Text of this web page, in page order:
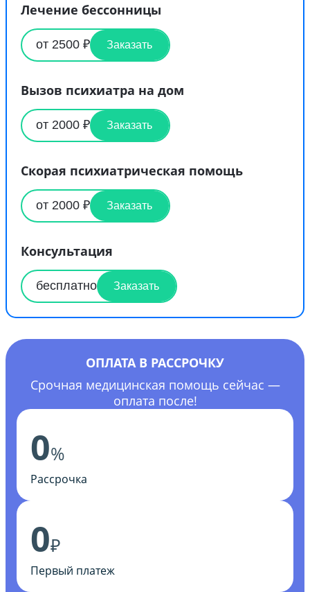
Лечение бессонницы
от 2500 ₽ Заказать
Вызов психиатра на дом
от 2000 ₽ Заказать
Скорая психиатрическая помощь
от 2000 ₽ Заказать
Консультация
бесплатно Заказать
ОПЛАТА В РАССРОЧКУ
Срочная медицинская помощь сейчас —
оплата после!
0%
Рассрочка
0₽
Первый платеж